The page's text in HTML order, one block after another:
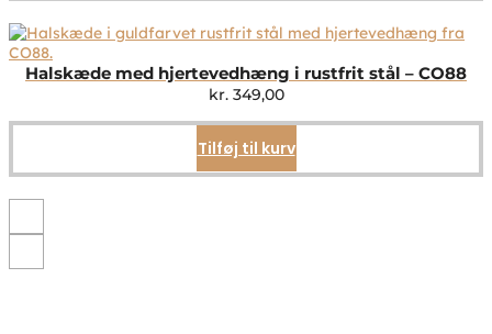
flere
Mulighederne
på
Halskæde med hjertevedhæng i rustfrit stål – CO88
kr.349,00
Tilføj til kurv